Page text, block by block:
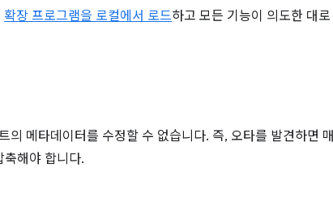
확장 프로그램을 로컬에서 로드하고 모든 기능이 의도한 대로
메타데이터를 수정할 수 없습니다. 즉, 오타를 발견하면 매
해야 합니다.